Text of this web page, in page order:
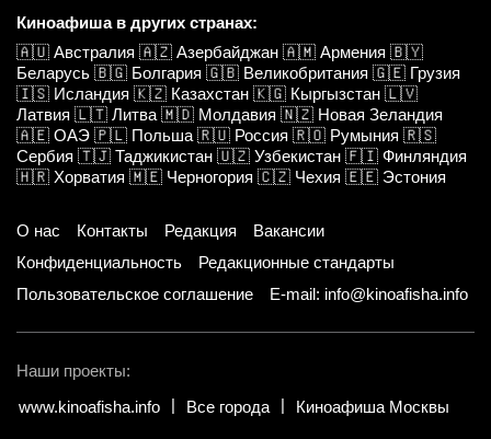
Киноафиша в других странах:
🇦🇺 Австралия 🇦🇿 Азербайджан 🇦🇲 Армения 🇧🇾
Беларусь 🇧🇬 Болгария 🇬🇧 Великобритания 🇬🇪 Грузия
🇮🇸 Исландия 🇰🇿 Казахстан 🇰🇬 Кыргызстан 🇱🇻
Латвия 🇱🇹 Литва 🇲🇩 Молдавия 🇳🇿 Новая Зеландия
🇦🇪 ОАЭ 🇵🇱 Польша 🇷🇺 Россия 🇷🇴 Румыния 🇷🇸
Сербия 🇹🇯 Таджикистан 🇺🇿 Узбекистан 🇫🇮 Финляндия
🇭🇷 Хорватия 🇲🇪 Черногория 🇨🇿 Чехия 🇪🇪 Эстония
О нас Контакты Редакция
Вакансии
Конфиденциальность
Редакционные стандарты
Пользовательское соглашение
E-mail: info@kinoafisha.info
Наши проекты:
www.kinoafisha.info
Все города Киноафиша Москвы